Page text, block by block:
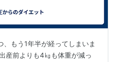
、もう1年半が経ってしまいま
産前よりも4㎏も体重が減っ